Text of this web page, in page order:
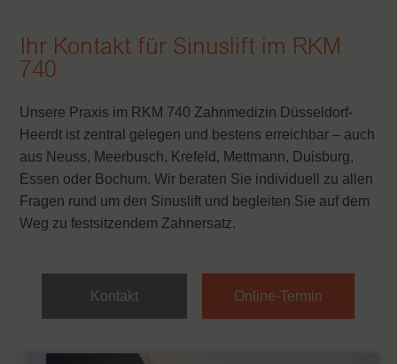
Ihr Kontakt für Sinuslift im RKM
740
Unsere Praxis im RKM 740 Zahnmedizin Düsseldorf-
Heerdt ist zentral gelegen und bestens erreichbar – auch
aus Neuss, Meerbusch, Krefeld, Mettmann, Duisburg,
Essen oder Bochum. Wir beraten Sie individuell zu allen
Fragen rund um den Sinuslift und begleiten Sie auf dem
Weg zu festsitzendem Zahnersatz.
Kontakt Online-Termin